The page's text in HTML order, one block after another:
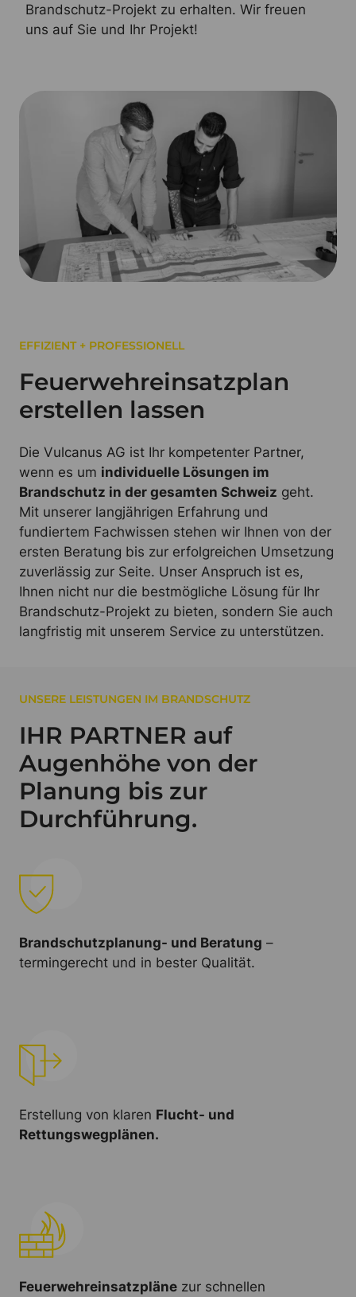
Brandschutz-Projekt zu erhalten. Wir freuen
uns auf Sie und Ihr Projekt!
EFFIZIENT + PROFESSIONELL
Feuerwehreinsatzplan
erstellen lassen
Die Vulcanus AG ist Ihr kompetenter Partner,
wenn es um individuelle Lösungen im
Brandschutz in der gesamten Schweiz geht.
Mit unserer langjährigen Erfahrung und
fundiertem Fachwissen stehen wir Ihnen von der
ersten Beratung bis zur erfolgreichen Umsetzung
zuverlässig zur Seite. Unser Anspruch ist es,
Ihnen nicht nur die bestmögliche Lösung für Ihr
Brandschutz-Projekt zu bieten, sondern Sie auch
langfristig mit unserem Service zu unterstützen.
UNSERE LEISTUNGEN IM BRANDSCHUTZ
IHR PARTNER auf
Augenhöhe von der
Planung bis zur
Durchführung.
Brandschutzplanung- und Beratung –
termingerecht und in bester Qualität.
Erstellung von klaren Flucht- und
Rettungswegplänen.
Feuerwehreinsatzpläne zur schnellen